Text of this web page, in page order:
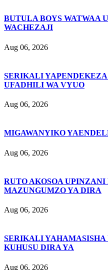
BUTULA BOYS WATWAA
WACHEZAJI
Aug 06, 2026
SERIKALI
UFADHILI WA VYUO
Aug 06, 2026
MIGAWANYIKO
Aug 06, 2026
RUTO AKOSOA UPINZANI
MAZUNGUMZO YA DIRA
Aug 06, 2026
SERIKALI
KUHUSU DIRA YA
Aug 06, 2026